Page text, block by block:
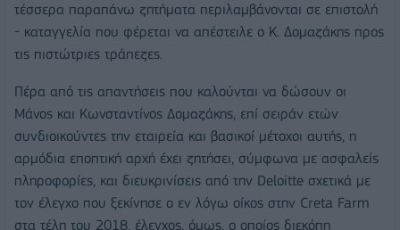
τέσσερα παραπάνω ζητήματα περιλαμβάνονται σε επιστολή
- καταγγελία που φέρεται να απέστειλε ο Κ. Δομαζάκης προς
τις πιστώτριες τράπεζες.
Πέρα από τις απαντήσεις που καλούνται να δώσουν οι
Μάνος και Κωνσταντίνος Δομαζάκης, επί σειράν ετών
συνδιοικούντες την εταιρεία και βασικοί μέτοχοι αυτής, η
αρμόδια εποπτική αρχή έχει ζητήσει, σύμφωνα με ασφαλείς
πληροφορίες, και διευκρινίσεις από την Deloitte σχετικά με
τον έλεγχο που ξεκίνησε ο εν λόγω οίκος στην Creta Farm
στα τέλη του 2018, έλεγχος, όμως, ο οποίος διεκόπη